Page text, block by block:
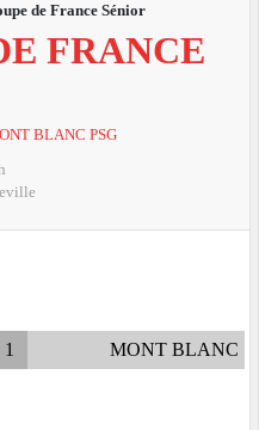
de France Sénior
FRANCE
BLANC PSG
1 MONT BLANC